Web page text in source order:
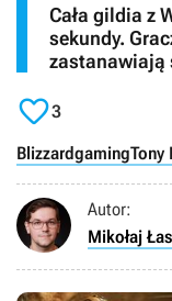
Cała gildia z
sekundy.
zastanawiają
3
BlizzardgamingTony
Autor:
Mikołaj